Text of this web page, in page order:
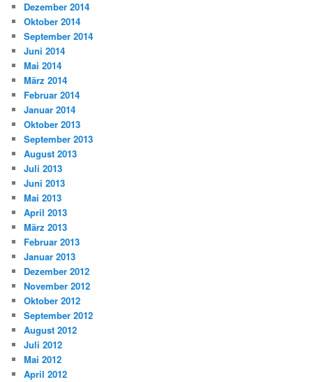
Dezember 2014
Oktober 2014
September 2014
Juni 2014
Mai 2014
März 2014
Februar 2014
Januar 2014
Oktober 2013
September 2013
August 2013
Juli 2013
Juni 2013
Mai 2013
April 2013
März 2013
Februar 2013
Januar 2013
Dezember 2012
November 2012
Oktober 2012
September 2012
August 2012
Juli 2012
Mai 2012
April 2012